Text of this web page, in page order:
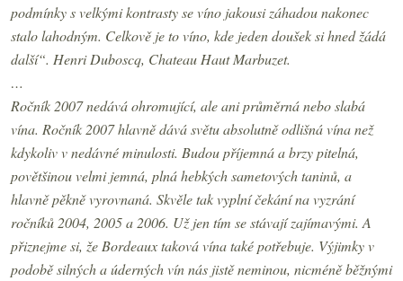
podmínky s velkými kontrasty se víno jakousi záhadou nakonec
stalo lahodným. Celkově je to víno, kde jeden doušek si hned žádá
další“. Henri Duboscq, Chateau Haut Marbuzet.
…
Ročník 2007 nedává ohromující, ale ani průměrná nebo slabá
vína. Ročník 2007 hlavně dává světu absolutně odlišná vína než
kdykoliv v nedávné minulosti. Budou příjemná a brzy pitelná,
povětšinou velmi jemná, plná hebkých sametových taninů, a
hlavně pěkně vyrovnaná. Skvěle tak vyplní čekání na vyzrání
ročníků 2004, 2005 a 2006. Už jen tím se stávají zajímavými. A
přiznejme si, že Bordeaux taková vína také potřebuje. Výjimky v
podobě silných a úderných vín nás jistě neminou, nicméně běžnými